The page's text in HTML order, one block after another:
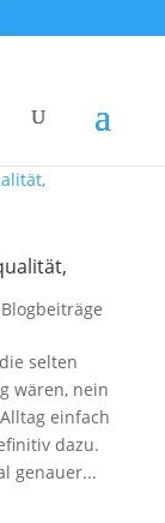
Blogbeiträge
selten
wären, nein
einfach
dazu.
genauer...